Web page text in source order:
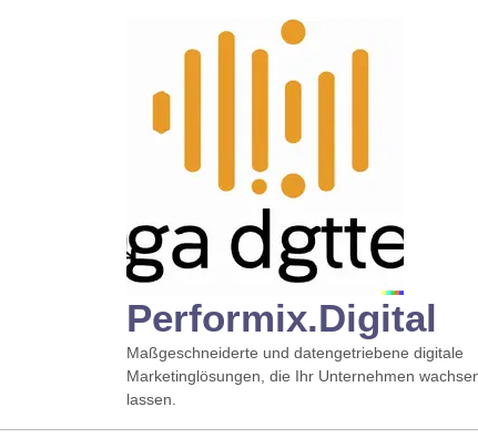
Performix.digital
Maßgeschneiderte und datengetriebene digitale
Marketinglösungen, die Ihr Unternehmen
lassen.